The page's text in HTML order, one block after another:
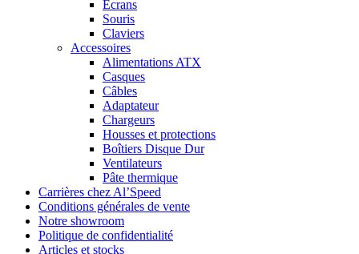
Écrans
Souris
Claviers
Accessoires
Alimentations ATX
Casques
Câbles
Adaptateur
Chargeurs
Housses et protections
Boîtiers Disque Dur
Ventilateurs
Pâte thermique
Carrières chez Al’Speed
Conditions générales de vente
Notre showroom
Politique de confidentialité
Articles et stocks